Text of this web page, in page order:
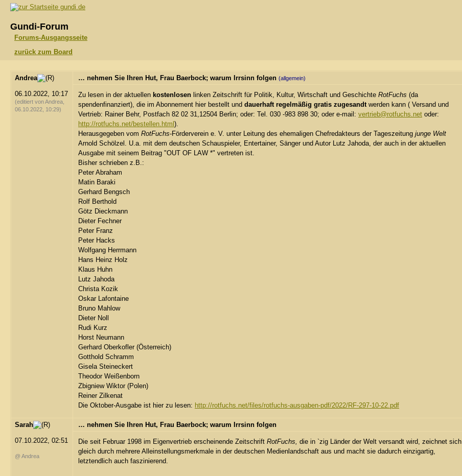
gundi.de
Gundi-Forum
Forums-Ausgangsseite
zurück zum Board
Andrea
06.10.2022, 10:17
(editiert von Andrea,
06.10.2022, 10:29)
… nehmen Sie Ihren Hut, Frau Baerbock; warum Irrsinn folgen (allgemein)
Zu lesen in der aktuellen kostenlosen linken Zeitschrift für Politik, Kultur, Wirtschaft und Geschichte RotFuchs (da
spendenfinanziert), die im Abonnement hier bestellt und dauerhaft regelmäßig gratis zugesandtwerden kann ( Versand und
Vertrieb: Rainer Behr, Postfach 82 02 31,12504 Berlin; oder: Tel. 030 -983 898 30; oder e-mail: vertrieb@rotfuchs.net oder:
http://rotfuchs.net/bestellen.html ).
Herausgegeben vom RotFuchs-Förderverein e. V. unter Leitung des ehemaligen Chefredakteurs der Tageszeitung junge Welt
Arnold Schölzel. U.a. mit dem deutschen Schauspieler, Entertainer, Sänger und Autor Lutz Jahoda, der auch in der aktuellen
Ausgabe mit seinem Beitrag "OUT OF LAW *" vertreten ist.
Bisher schrieben z.B.:
Peter Abraham
Matin Baraki
Gerhard Bengsch
Rolf Berthold
Götz Dieckmann
Dieter Fechner
Peter Franz
Peter Hacks
Wolfgang Herrmann
Hans Heinz Holz
Klaus Huhn
Lutz Jahoda
Christa Kozik
Oskar Lafontaine
Bruno Mahlow
Dieter Noll
Rudi Kurz
Horst Neumann
Gerhard Oberkofler (Österreich)
Gotthold Schramm
Gisela Steineckert
Theodor Weißenborn
Zbigniew Wiktor (Polen)
Reiner Zilkenat
Die Oktober-Ausgabe ist hier zu lesen: http://rotfuchs.net/files/rotfuchs-ausgaben-pdf/2022/RF-297-10-22.pdf
Sarah
07.10.2022, 02:51
@ Andrea
… nehmen Sie Ihren Hut, Frau Baerbock; warum Irrsinn folgen
Die seit Februar 1998 im Eigenvertrieb erscheinende Zeitschrift RotFuchs, die in `zig Länder der Welt versandt wird, zeichnet sich
gleich durch mehrere Alleinstellungsmerkmale in der deutschen Medienlandschaft aus und macht sie dadurch einzigartig,
letztendlich auch faszinierend.